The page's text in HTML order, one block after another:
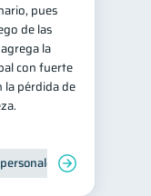
pues
de las
la
con fuerte
la pérdida de